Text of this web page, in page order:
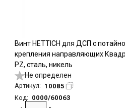
Винт HETTICH для ДСП с
крепления направляющих
PZ, сталь, никель
Не определен
Артикул: 10085
Код:
0000/60063